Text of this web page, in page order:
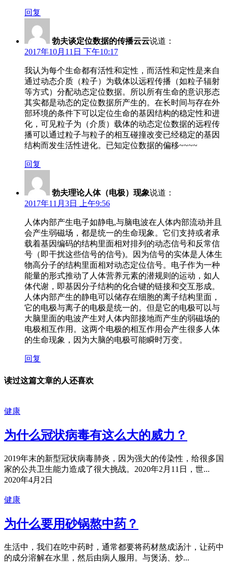
回复
勃夫谈定位数据的传播云云说道：
2017年10月11日 下午10:17
我认为每个生命都有活性和定性，而活性和定性是来自
通过动态介质（粒子）为载体以远程传播（如粒子辐射
等方式）分配动态定位数据。所以所有生命的意识形态
其实都是动态的定位数据所产生的。在长时间与存在外
部环境的条件下可以定位生命的基因结构的稳定性和进
化，可见粒子为（介质）载体的动态定位数据的远程传
播可以通过粒子与粒子的相互碰撞改变已经稳定的基因
结构而发生活性进化。已知定位数据的偏移~~~~
回复
勃夫理论人体（电极）现象说道：
2017年11月3日 上午9:56
人体内部产生电子如静电,与脑电波在人体内部流动并且
会产生弱磁场，都是统一的生命现象。它们支持或者承
载着基因编码的结构里面相对排列的动态信号和反常信
号（即干扰这些信号的信号)。因为信号的实体是人体生
物高分子的结构里面相对动态定位信号。电子作为一种
能量的形式推动了人体营养元素的潜规则的运动，如人
体代谢，即基因分子结构的化合键的链接和交互形成。
人体内部产生的静电可以储存在细胞的离子结构里面，
它的电极与离子的电极是统一的。但是它的电极可以与
大脑里面的电波产生对人体内部接地而产生的弱磁场的
电极相互作用。这两个电极的相互作用会产生很多人体
的生命现象，因为大脑的电极可能瞬时万变。
回复
读过这篇文章的人还喜欢
健康
为什么冠状病毒有这么大的威力？
2019年末的新型冠状病毒肺炎，因为强大的传染性，给很多国
家的公共卫生能力造成了很大挑战。2020年2月11日，世...
2020年4月2日
健康
为什么要用砂锅熬中药？
生活中，我们在吃中药时，通常都要将药材熬成汤汁，让药中
的成分溶解在水里，然后由病人服用。与煲汤、炒...